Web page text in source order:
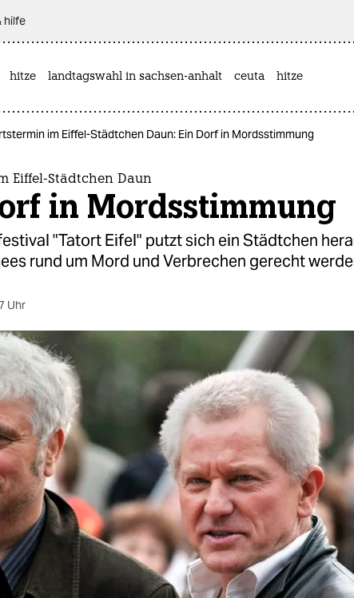
hilfe
hitze landtagswahl in sachsen-anhalt ceuta hitze
im Eiffel-Städtchen Daun: Ein Dorf in Mordsstimmung
Eiffel-Städtchen Daun
in Mordsstimmung
"Tatort Eifel" putzt sich ein Städtchen
rund um Mord und Verbrechen gerecht
Uhr